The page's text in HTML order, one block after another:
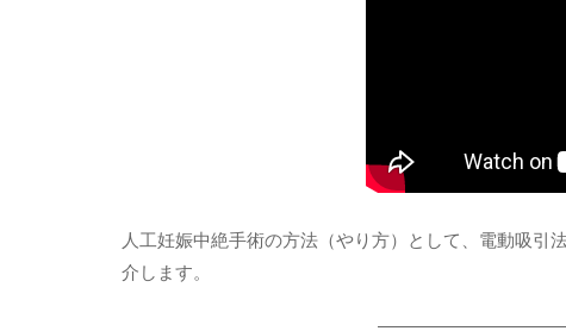
人工妊娠中絶手術の方法（やり方）として、電動吸引
介します。